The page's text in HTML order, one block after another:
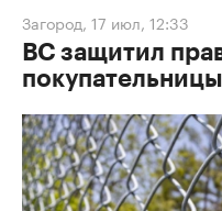
Загород, 17 июл, 12:33
ВС защитил